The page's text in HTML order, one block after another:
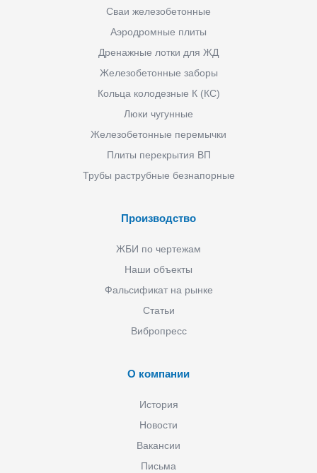
Сваи железобетонные
Аэродромные плиты
Дренажные лотки для ЖД
Железобетонные заборы
Кольца колодезные К (КС)
Люки чугунные
Железобетонные перемычки
Плиты перекрытия ВП
Трубы раструбные безнапорные
Производство
ЖБИ по чертежам
Наши объекты
Фальсификат на рынке
Статьи
Вибропресс
О компании
История
Новости
Вакансии
Письма